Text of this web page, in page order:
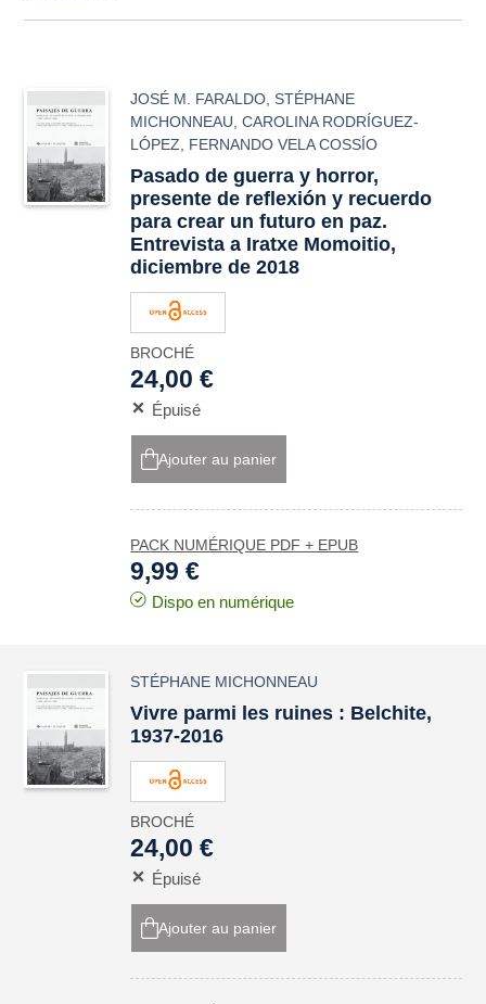
JOSÉ M. FARALDO STÉPHANE
MICHONNEAU ,CAROLINA RODRÍGUEZ-
LÓPEZ
FERNANDO VELA COSSÍO
Pasado de guerra y horror,
presente de reflexión y recuerdo
para crear un futuro en paz.
Entrevista a Iratxe Momoitio,
diciembre de 2018
BROCHÉ
24,00 €
Épuisé
Ajouter au panier
PACK NUMÉRIQUE PDF + EPUB
9,99 €
Dispo en numérique
STÉPHANE MICHONNEAU
Vivre parmi les ruines : Belchite,
1937-2016
BROCHÉ
24,00 €
Épuisé
Ajouter au panier